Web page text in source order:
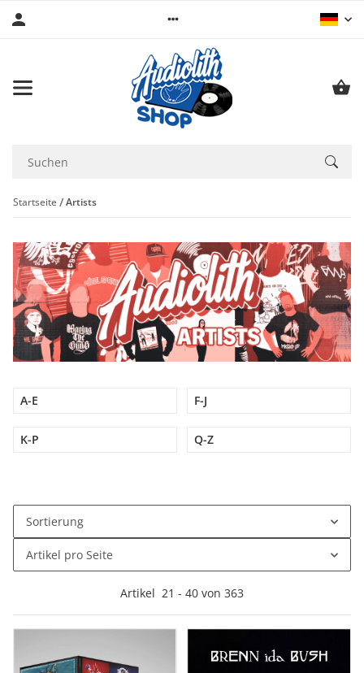
Startseite Artists
A-E F-J
K-P Q-Z
Sortierung
Artikel pro Seite
Artikel 21 - 40 von 363